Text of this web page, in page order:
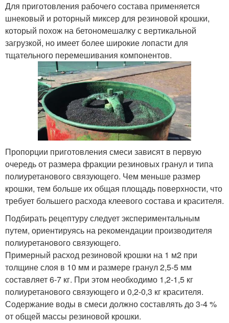
Для приготовления рабочего состава применяется
шнековый и роторный миксер для резиновой крошки,
который похож на бетономешалку с вертикальной
загрузкой, но имеет более широкие лопасти для
тщательного перемешивания компонентов.
Пропорции приготовления смеси зависят в первую
очередь от размера фракции резиновых гранул и типа
полиуретанового связующего. Чем меньше размер
крошки, тем больше их общая площадь поверхности, что
требует большего расхода клеевого состава и красителя.
Подбирать рецептуру следует экспериментальным
путем, ориентируясь на рекомендации производителя
полиуретанового связующего.
Примерный расход резиновой крошки на 1 м2 при
толщине слоя в 10 мм и размере гранул 2,5-5 мм
составляет 6-7 кг. При этом необходимо 1,2-1,5 кг
полиуретанового связующего и 0,2-0,3 кг красителя.
Содержание воды в смеси должно составлять до 3-4 %
от общей массы резиновой крошки.